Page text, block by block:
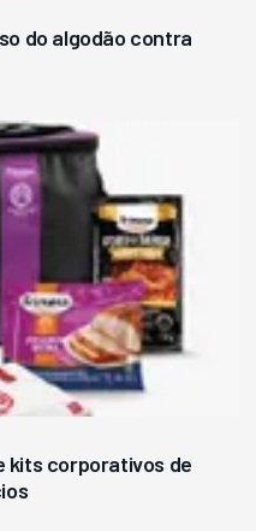
do algodão contra
kits corporativos de